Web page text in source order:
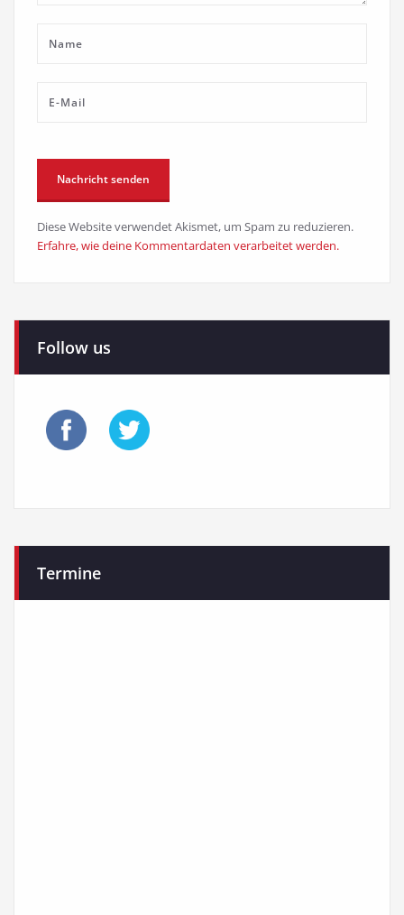
Diese Website verwendet Akismet, um Spam zu reduzieren.
Erfahre, wie deine Kommentardaten verarbeitet werden.
Follow us
Termine